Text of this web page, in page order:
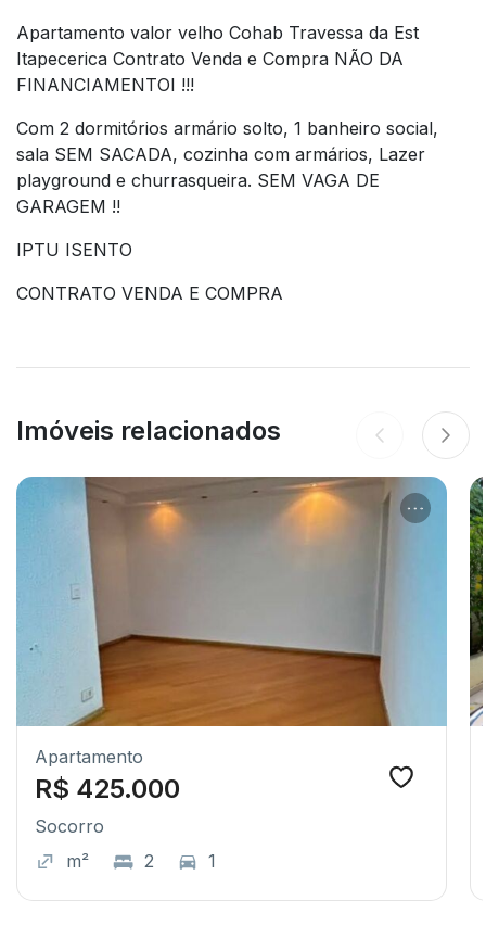
Apartamento valor velho Cohab Travessa da Est
Itapecerica Contrato Venda e Compra NÃO DA
FINANCIAMENTOI !!!
Com 2 dormitórios armário solto, 1 banheiro social,
sala SEM SACADA, cozinha com armários, Lazer
playground e churrasqueira. SEM VAGA DE
GARAGEM !!
IPTU ISENTO
CONTRATO VENDA E COMPRA
Imóveis relacionados
Apartamento
R$ 425.000
Socorro
m²
2 1